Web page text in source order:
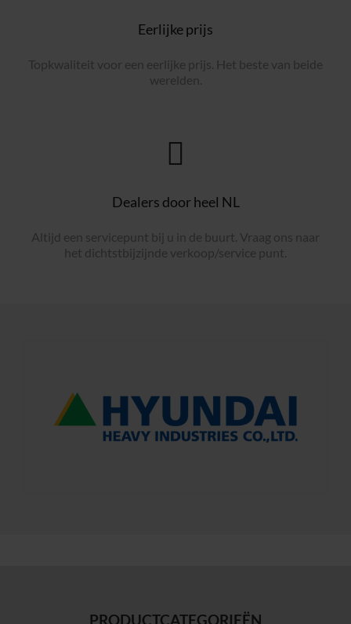
Eerlijke prijs
Topkwaliteit voor een eerlijke prijs. Het beste van beide
werelden.
Dealers door heel NL
Altijd een servicepunt bij u in de buurt. Vraag ons naar
het dichtstbijzijnde verkoop/service punt.
PRODUCTCATEGORIEËN